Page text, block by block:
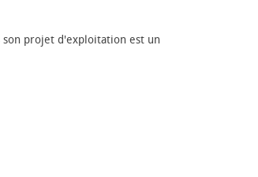
projet d'exploitation est un